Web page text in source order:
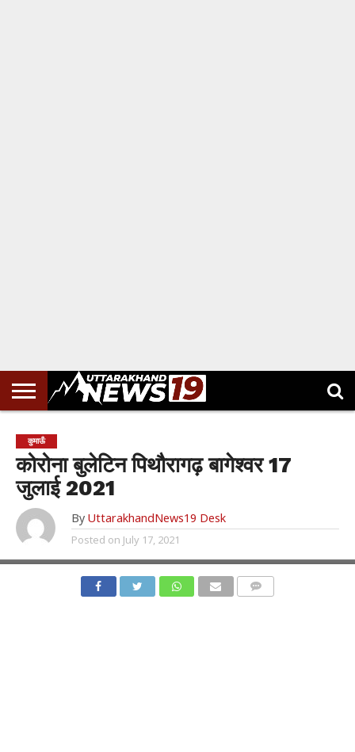
कुमाऊँ
कोरोना बुलेटिन पिथौरागढ़ बागेश्वर 17
जुलाई 2021
By UttarakhandNews19 Desk
Posted on July 17, 2021